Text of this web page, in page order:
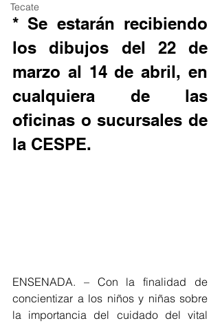
Tecate
* Se estarán recibiendo
los dibujos del 22 de
marzo al 14 de abril, en
cualquiera de las
oficinas o sucursales de
la CESPE.
ENSENADA. – Con la finalidad de
concientizar a los niños y niñas sobre
la importancia del cuidado del vital